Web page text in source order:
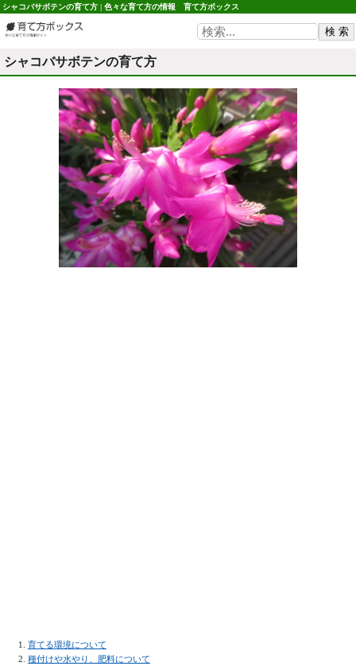
シャコバサボテンの育て方 | 色々な育て方の情報 育て方ボックス
シャコバサボテンの育て方
育てる環境について
種付けや水やり、肥料について